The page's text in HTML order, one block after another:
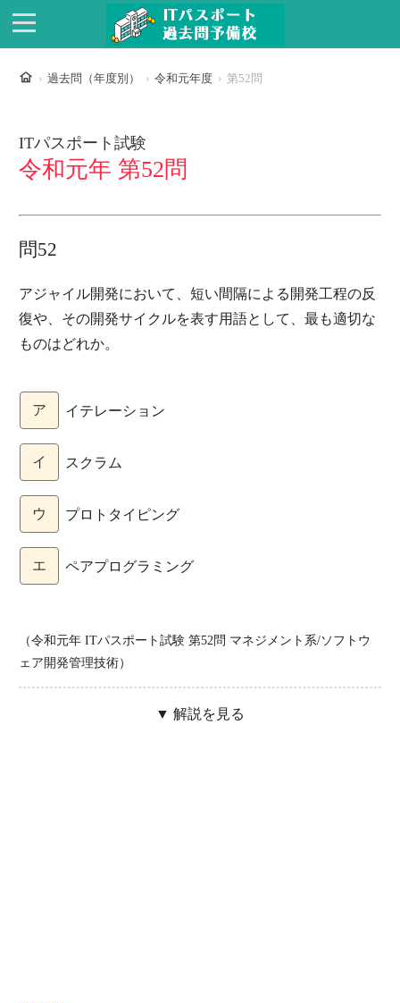
ホーム
過去問（年度別） 令和元年度 第52問
ITパスポート試験
令和元年 第52問
問52
アジャイル開発において、短い間隔による開発工程の反
復や、その開発サイクルを表す用語として、最も適切な
ものはどれか。
ア イテレーション
イ スクラム
ウ プロトタイピング
エ ペアプログラミング
（令和元年 ITパスポート試験 第52問 マネジメント系/ソフトウ
ェア開発管理技術）
▼ 解説を見る